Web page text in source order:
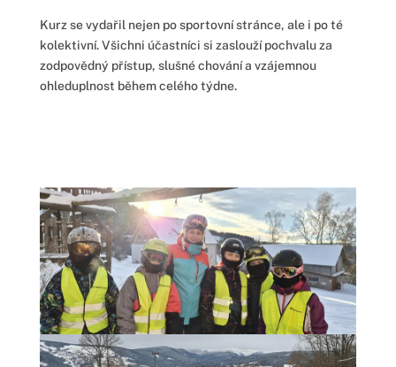
Kurz se vydařil nejen po sportovní stránce, ale i po té
kolektivní. Všichni účastníci si zaslouží pochvalu za
zodpovědný přístup, slušné chování a vzájemnou
ohleduplnost během celého týdne.